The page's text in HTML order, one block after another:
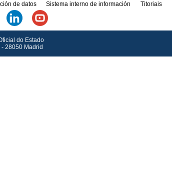
de datos Sistema interno de información Titoriais
do Estado
28050 Madrid